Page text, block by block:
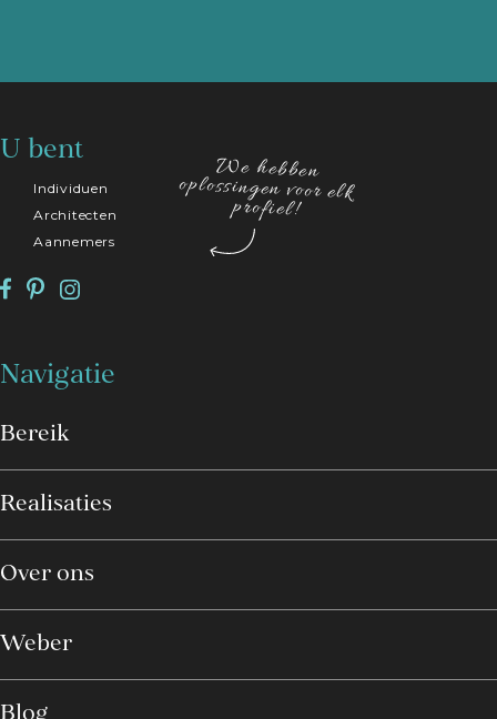
U bent
Individuen
Architecten
Aannemers
We hebben
oplossingen voor elk
profiel!
Navigatie
Bereik
Realisaties
Over ons
Weber
Blog